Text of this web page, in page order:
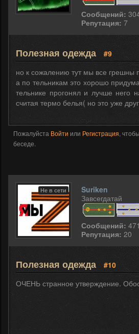
Сообщений:
Репутация: 7
Полезная одежда
#9
но к сожалению тут мы все грешны
а по тельникам это хорошо
тельнике прогонял и лучше него
считая термо белья( но это уже
Пожалуйста Войти или Регистрация,
беседе.
Не в сети
Suriken
Завсегдатай
Сообщений: 471
Репутация: 20
Полезная одежда
#10
ОЧЕНЬ странное утверждение.